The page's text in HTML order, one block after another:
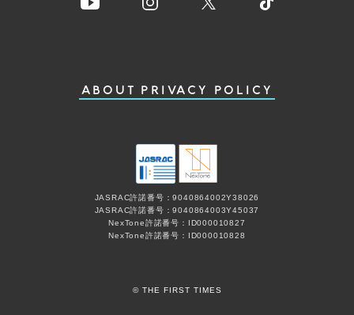
ABOUT PRIVACY POLICY
JASRAC許諾番号：9040864002Y38026
JASRAC許諾番号：9040864003Y45037
NexTone許諾番号：ID000010827
NexTone許諾番号：ID000010828
© THE FIRST TIMES